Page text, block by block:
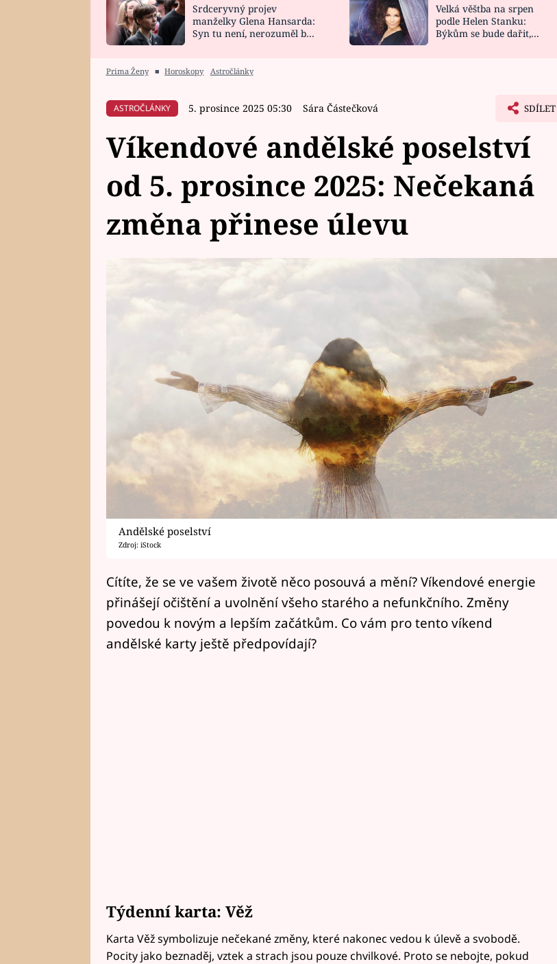
HOROSKOP NA
CELEBRITY
VAŘENÍ
NOVINKY
VIDEORECEPTY
Srdceryvný projev
manželky Glena Hansarda:
Syn tu není, nerozuměl by
Velká věštba na srpen
podle Helen Stanku:
Býkům se bude dařit,
Prima Ženy ■ Horoskopy Astročlánky
ASTROČLÁNKY 5. prosince 2025 05:30 Sára Částečková SDÍLET
Víkendové andělské poselství
od 5. prosince 2025: Nečekaná
změna přinese úlevu
Andělské poselství
Zdroj: iStock
Cítíte, že se ve vašem životě něco posouvá a mění? Víkendové energie
přinášejí očištění a uvolnění všeho starého a nefunkčního. Změny
povedou k novým a lepším začátkům. Co vám pro tento víkend
andělské karty ještě předpovídají?
Týdenní karta: Věž
Karta Věž symbolizuje nečekané změny, které nakonec vedou k úlevě a svobodě.
Pocity jako beznaděj, vztek a strach jsou pouze chvilkové. Proto se nebojte, pokud